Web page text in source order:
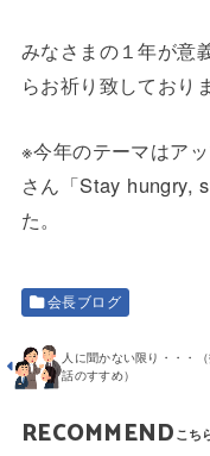
みなさまの１年が意
らお祈り致しており
※今年のテーマはア
さん「Stay hungry,
た。
会長ブログ
人に聞かない限り・・・
話のすすめ）
RECOMMEND